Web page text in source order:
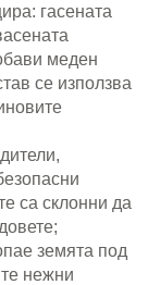
гасената
меден
се използва
са склонни да
земята под
нежни